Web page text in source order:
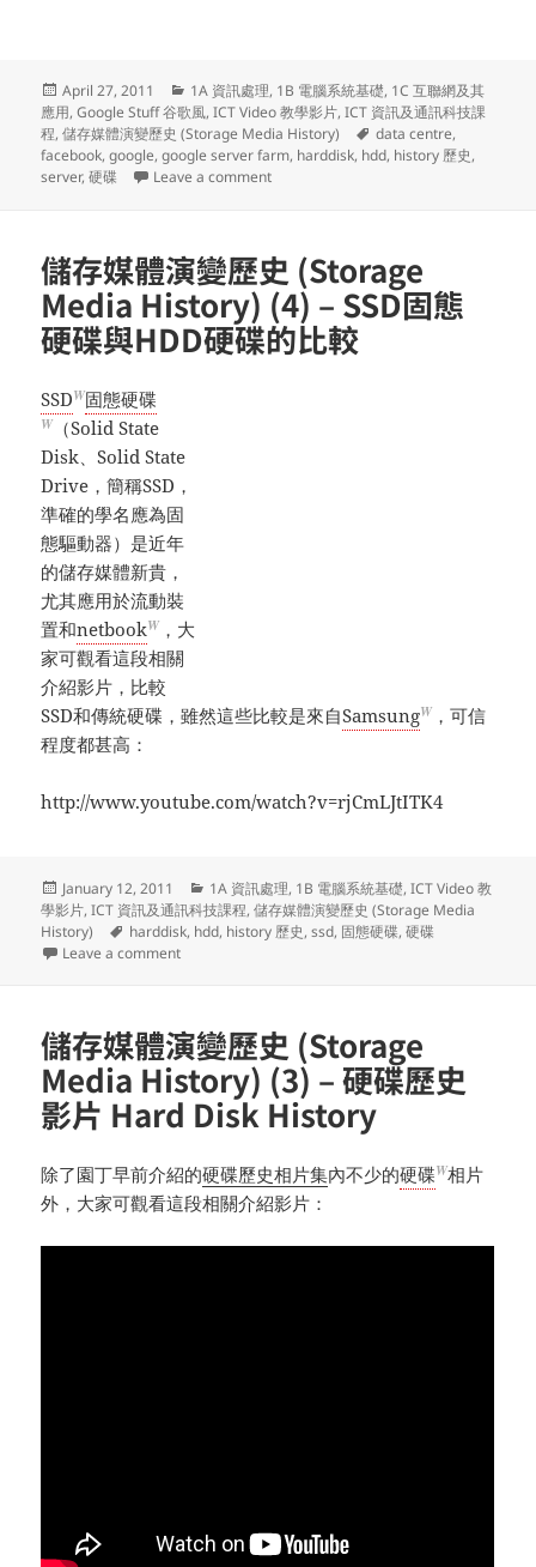
Posted
on
April 27, 2011 Categories
1A 資訊處理, 1B 電腦系統基礎, 1C 互聯網及其
應用,Google Stuff 谷歌風,ICT Video 教學影片,ICT 資訊及通訊科技課
程,儲存媒體演變歷史 (Storage Media History) Tags
data centre,
facebook,google,google server farm, harddisk, hdd, history 歷史,
server,硬碟 Leave a commenton 儲存媒體演變歷史 (Storage Media
儲存媒體演變歷史 (Storage
Media History) (4) – SSD固態
硬碟與HDD硬碟的比較
SSDW固態硬碟
W （Solid State
Disk、Solid State
Drive，簡稱SSD，
準確的學名應為固
態驅動器）是近年
的儲存媒體新貴，
尤其應用於流動裝
置和netbookW ，大
家可觀看這段相關
介紹影片，比較
SSD和傳統硬碟，雖然這些比較是來自SamsungW ，可信
程度都甚高：
http://www.youtube.com/watch?v=rjCmLJtITK4
Posted
on
January 12, 2011 Categories
1A 資訊處理, 1B 電腦系統基礎,ICT Video 教
學影片,ICT 資訊及通訊科技課程,儲存媒體演變歷史 (Storage Media
History)
Tags
harddisk, hdd, history 歷史,ssd, 固態硬碟,硬碟
Leave a commenton 儲存媒體演變歷史 (Storage Media History) (4) –
儲存媒體演變歷史 (Storage
Media History) (3) – 硬碟歷史
影片 Hard Disk History
除了園丁早前介紹的硬碟歷史相片集內不少的硬碟W相片
外，大家可觀看這段相關介紹影片：